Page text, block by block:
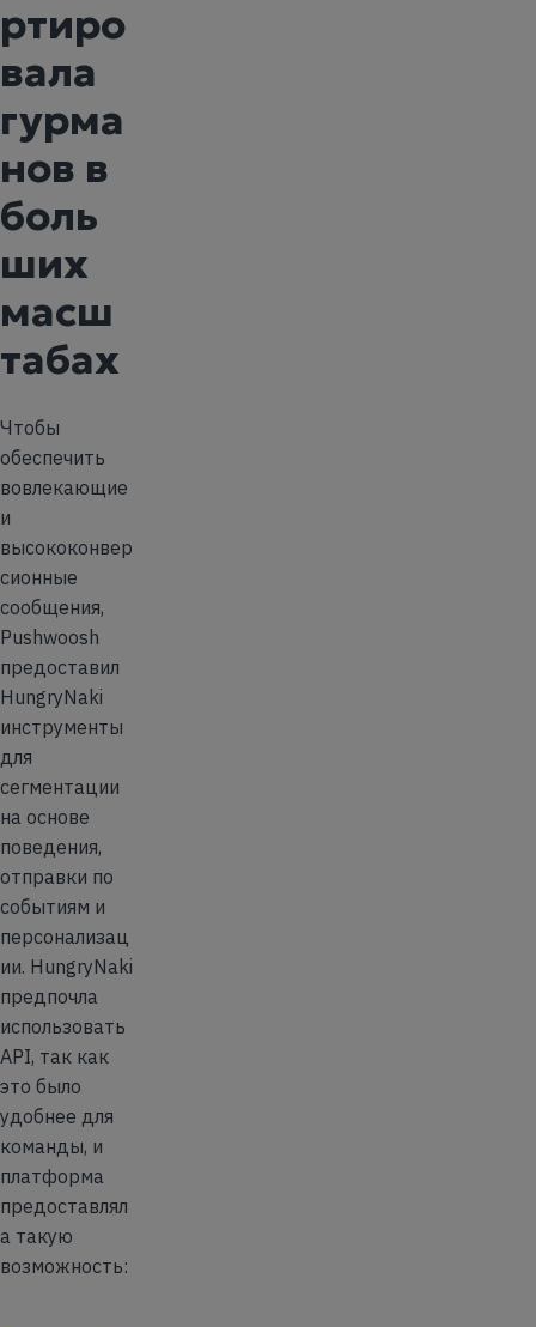
ртиро
вала
гурма
нов в
боль
ших
масш
табах
Чтобы
обеспечить
вовлекающие
и
высококонвер
сионные
сообщения,
Pushwoosh
предоставил
HungryNaki
инструменты
для
сегментации
на основе
поведения,
отправки по
событиям и
персонализац
ии. HungryNaki
предпочла
использовать
API, так как
это было
удобнее для
команды, и
платформа
предоставлял
а такую
возможность: